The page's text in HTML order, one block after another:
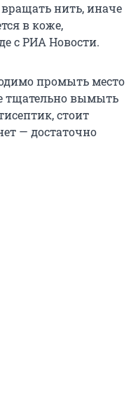
нить, иначе
в коже,
с РИА Новости.
промыть место
тщательно вымыть
стоит
— достаточно